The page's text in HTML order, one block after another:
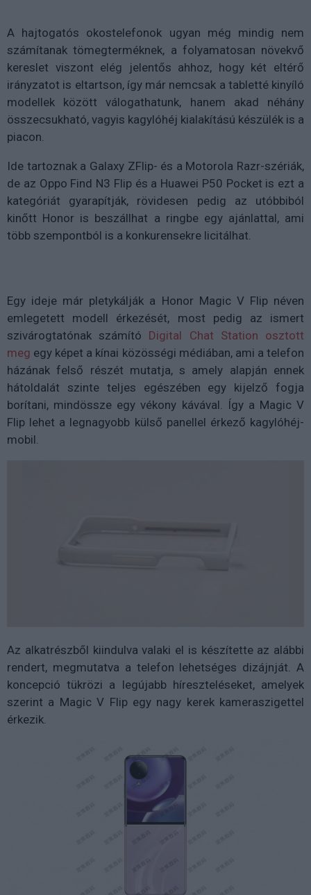
A hajtogatós okostelefonok ugyan még mindig nem
számítanak tömegterméknek, a folyamatosan növekvő
kereslet viszont elég jelentős ahhoz, hogy két eltérő
irányzatot is eltartson, így már nemcsak a tabletté kinyíló
modellek között válogathatunk, hanem akad néhány
összecsukható, vagyis kagylóhéj kialakítású készülék is a
piacon.
Ide tartoznak a Galaxy ZFlip- és a Motorola Razr-szériák,
de az Oppo Find N3 Flip és a Huawei P50 Pocket is ezt a
kategóriát gyarapítják, rövidesen pedig az utóbbiból
kinőtt Honor is beszállhat a ringbe egy ajánlattal, ami
több szempontból is a konkurensekre licitálhat.
Egy ideje már pletykálják a Honor Magic V Flip néven
emlegetett modell érkezését, most pedig az ismert
szivárogtatónak számító Digital Chat Station osztott
meg egy képet a kínai közösségi médiában, ami a telefon
házának felső részét mutatja, s amely alapján ennek
hátoldalát szinte teljes egészében egy kijelző fogja
borítani, mindössze egy vékony kávával. Így a Magic V
Flip lehet a legnagyobb külső panellel érkező kagylóhéj-
mobil.
Az alkatrészből kiindulva valaki el is készítette az alábbi
rendert, megmutatva a telefon lehetséges dizájnját. A
koncepció tükrözi a legújabb híreszteléseket, amelyek
szerint a Magic V Flip egy nagy kerek kameraszigettel
érkezik.